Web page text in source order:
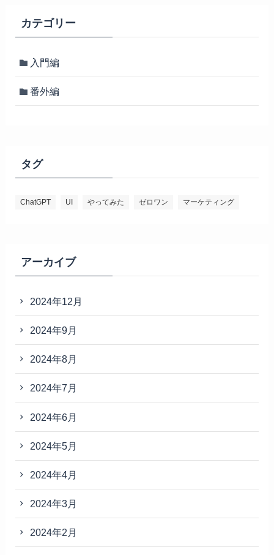
カテゴリー
入門編
番外編
タグ
ChatGPT UI やってみた ゼロワン マーケティング
アーカイブ
2024年12月
2024年9月
2024年8月
2024年7月
2024年6月
2024年5月
2024年4月
2024年3月
2024年2月